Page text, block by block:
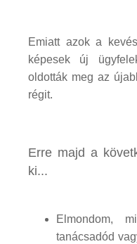
Emiatt azok a
képesek új
oldották meg az
régit.
Erre majd a
ki...
Elmondom,
tanácsadód